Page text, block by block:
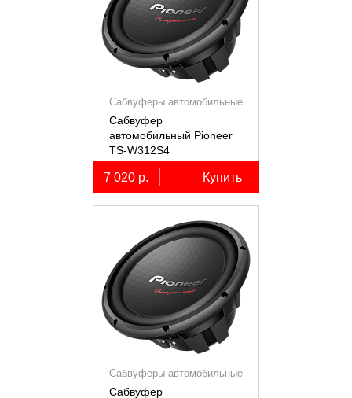
Сабвуферы автомобильные
Сабвуфер
автомобильный Pioneer
TS-W312S4
7 020 р. Купить
Сабвуферы автомобильные
Сабвуфер